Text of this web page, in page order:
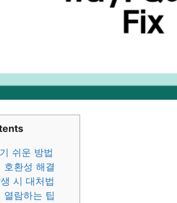
쉬운 방법
호환성 해결
시 대처법
열람하는 팁